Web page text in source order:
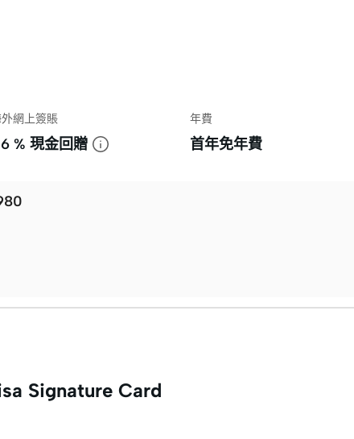
網上簽賬
6 % 現金回贈
年費
首年免年費
Signature Card